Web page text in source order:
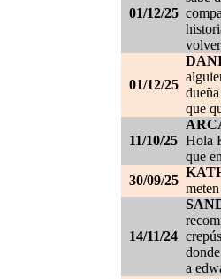
01/12/25
01/12/25
que
11/10/25 Hola
que
30/09/25
14/11/24
a